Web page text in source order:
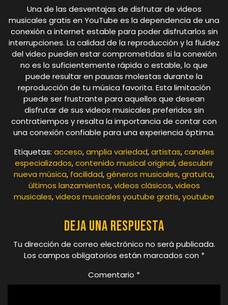
Una de las desventajas de disfrutar de videos
musicales gratis en YouTube es la dependencia de una
conexión a internet estable para poder disfrutarlos sin
interrupciones. La calidad de la reproducción y la fluidez
del video pueden estar comprometidas si la conexión
no es lo suficientemente rápida o estable, lo que
puede resultar en pausas molestas durante la
reproducción de tu música favorita. Esta limitación
puede ser frustrante para aquellos que desean
disfrutar de sus videos musicales preferidos sin
contratiempos y resalta la importancia de contar con
una conexión confiable para una experiencia óptima.
Etiquetas: acceso,amplia variedad,artistas,canales
especializados,contenido musical original,descubrir
nueva música, facilidad,géneros musicales,gratuita,
últimos lanzamientos,videos clásicos,videos
musicales,videos musicales youtube gratis,youtube
Deja una respuesta
Tu dirección de correo electrónico no será publicada.
Los campos obligatorios están marcados con *
Comentario *